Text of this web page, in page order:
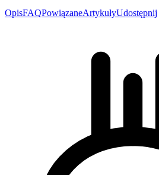
OpisFAQPowiązaneArtykułyUdostępnij